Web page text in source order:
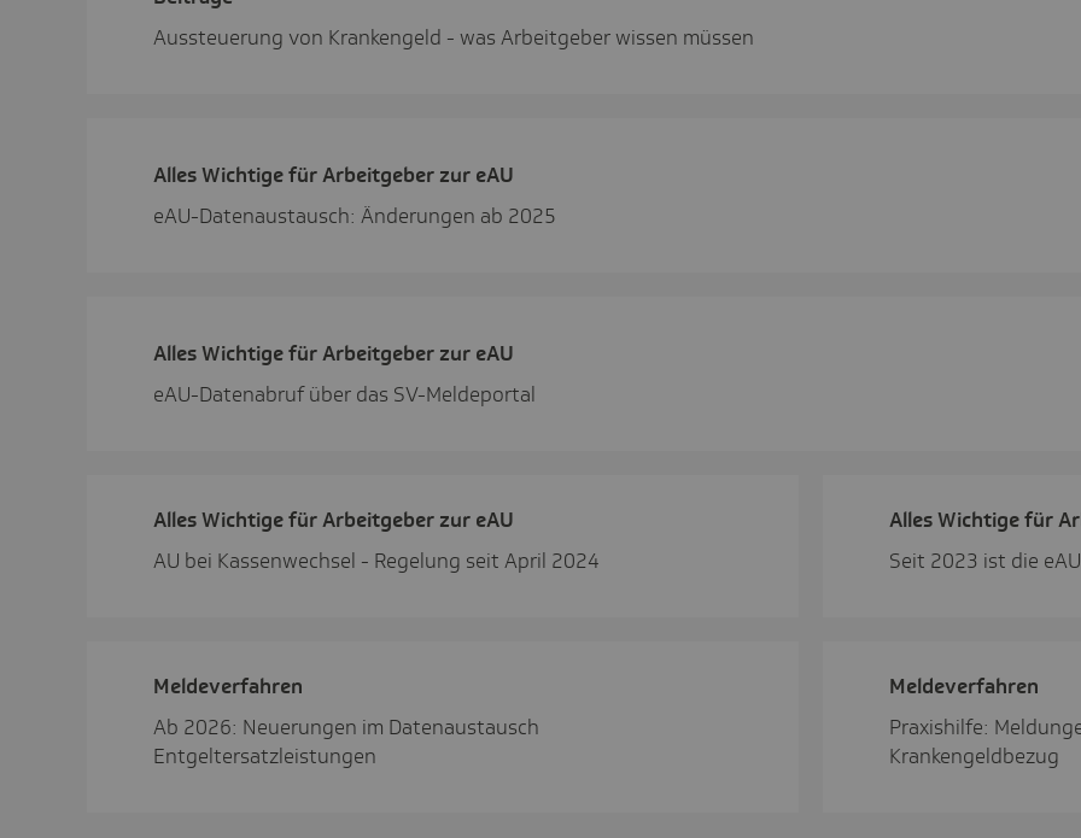
Aussteuerung von Krankengeld - was Arbeitgeber wissen müssen
Alles Wich­tige für Arbeit­geber zur eAU
eAU-Datenaustausch: Änderungen ab 2025
Alles Wich­tige für Arbeit­geber zur eAU
eAU-Datenabruf über das SV-Meldeportal
Alles Wich­tige für Arbeit­geber zur eAU
AU bei Kassenwechsel - Regelung seit April 2024
Alles Wich­tige für
Seit 2023 ist die
Melde­ver­fahren
Ab 2026: Neuerungen im Datenaustausch
Entgeltersatzleistungen
Melde­ver­fahren
Praxishilfe:
Krankengeldbezug